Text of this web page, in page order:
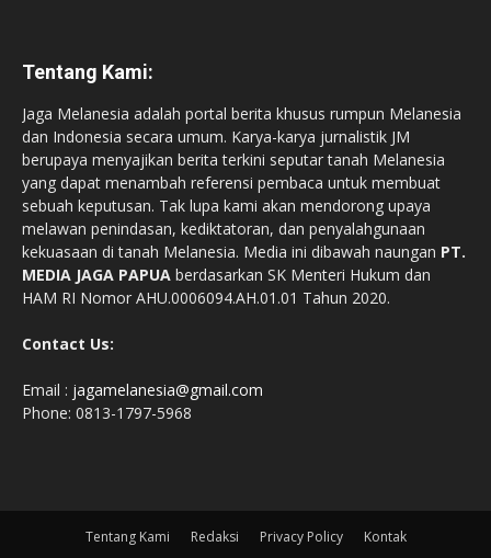
Tentang Kami:
Jaga Melanesia adalah portal berita khusus rumpun Melanesia
dan Indonesia secara umum. Karya-karya jurnalistik JM
berupaya menyajikan berita terkini seputar tanah Melanesia
yang dapat menambah referensi pembaca untuk membuat
sebuah keputusan. Tak lupa kami akan mendorong upaya
melawan penindasan, kediktatoran, dan penyalahgunaan
kekuasaan di tanah Melanesia. Media ini dibawah naungan PT.
MEDIA JAGA PAPUA berdasarkan SK Menteri Hukum dan
HAM RI Nomor AHU.0006094.AH.01.01 Tahun 2020.
Contact Us:
Email : jagamelanesia@gmail.com
Phone: 0813-1797-5968
Tentang Kami Redaksi Privacy Policy Kontak